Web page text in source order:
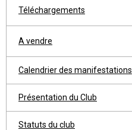
Téléchargements
A vendre
Calendrier des manifestations
Présentation du Club
Statuts du club